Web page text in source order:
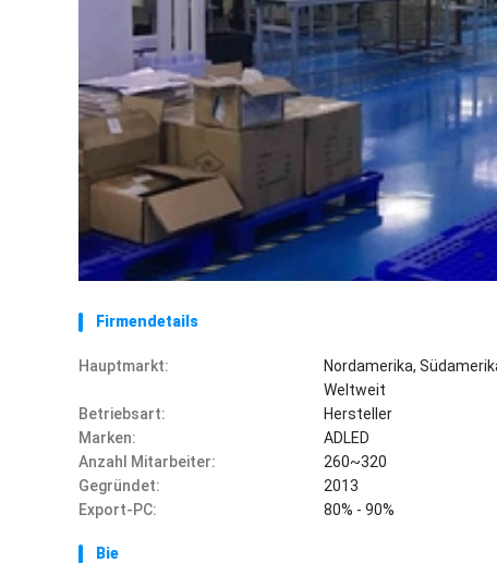
Firmendetails
Hauptmarkt:
Nordamerika,
Weltweit
Betriebsart:
Hersteller
Marken:
ADLED
Anzahl Mitarbeiter:
260~320
Gegründet:
2013
Export-PC:
80% - 90%
Bie